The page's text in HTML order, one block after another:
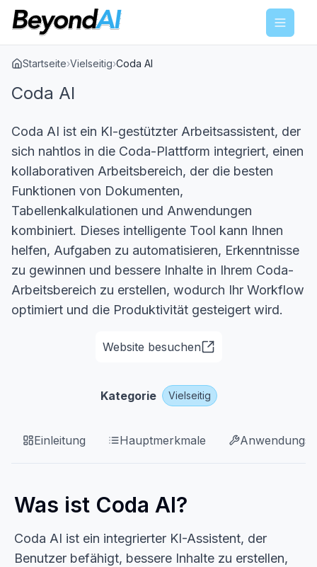
Menu
Startseite›Vielseitig›Coda AI
Coda AI
Coda AI ist ein KI-gestützter Arbeitsassistent, der
sich nahtlos in die Coda-Plattform integriert, einen
kollaborativen Arbeitsbereich, der die besten
Funktionen von Dokumenten,
Tabellenkalkulationen und Anwendungen
kombiniert. Dieses intelligente Tool kann Ihnen
helfen, Aufgaben zu automatisieren, Erkenntnisse
zu gewinnen und bessere Inhalte in Ihrem Coda-
Arbeitsbereich zu erstellen, wodurch Ihr Workflow
optimiert und die Produktivität gesteigert wird.
Website besuchen
Kategorie Vielseitig
Einleitung Hauptmerkmale
Was ist Coda AI?
Coda AI ist ein integrierter KI-Assistent, der
Benutzer befähigt, bessere Inhalte zu erstellen,